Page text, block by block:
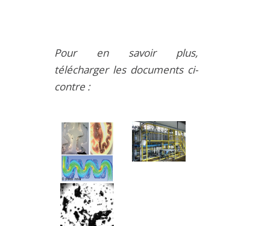
Pour en savoir plus,
télécharger les documents ci-
contre :